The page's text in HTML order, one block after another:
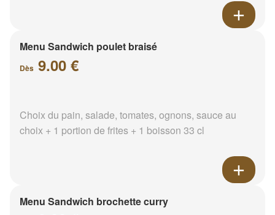
Menu Sandwich poulet braisé
Dès 9.00 €
Choix du pain, salade, tomates, ognons, sauce au
choix + 1 portion de frites + 1 boisson 33 cl
Menu Sandwich brochette curry